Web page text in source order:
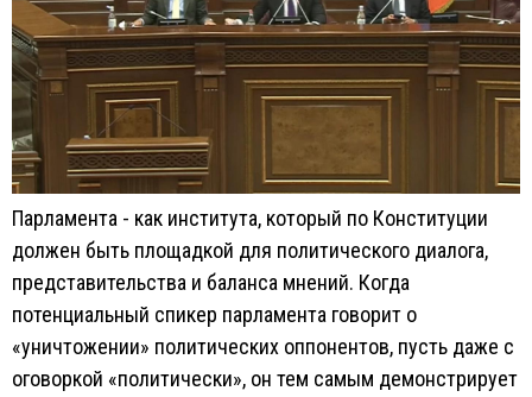
Парламента - как института, который по Конституции
должен быть площадкой для политического диалога,
представительства и баланса мнений. Когда
потенциальный спикер парламента говорит о
«уничтожении» политических оппонентов, пусть даже с
оговоркой «политически», он тем самым демонстрирует